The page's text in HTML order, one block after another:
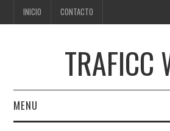
INICIO CONTACTO
TRAFICC
MENU